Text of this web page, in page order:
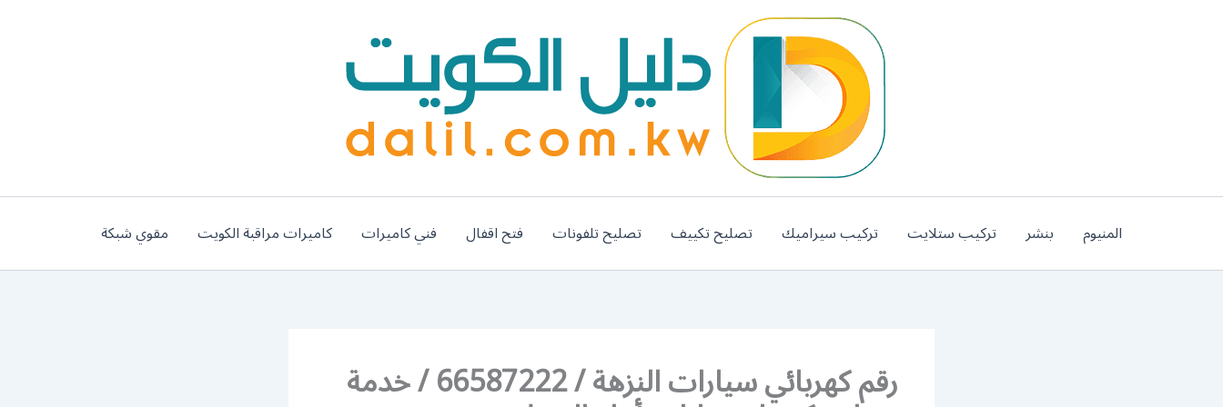
المنيوم بنشر تركيب ستلايت تركيب سيراميك تصليح تكييف تصليح تلفونات فتح اقفال فني كاميرات كاميرات مراقبة الكويت مقوي شبكة
رقم كهربائي سيارات النزهة / 66587222 / خدمة